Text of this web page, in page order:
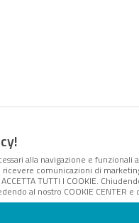
alla navigazione e
comunicazioni di
TUTTI I COOKIE.
al nostro COOKIE